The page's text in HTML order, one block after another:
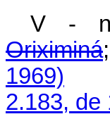
V -
Oriximiná
1969)
2.183, de